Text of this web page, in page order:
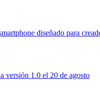
diseñado para
versión 1.0 el 20 de agosto